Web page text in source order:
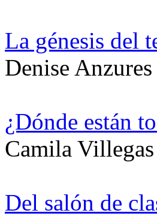
La génesis del
Denise Anzures
¿Dónde están
Camila Villegas
Del salón de